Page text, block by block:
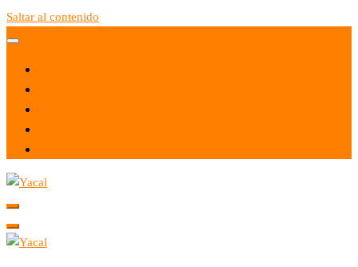
Saltar al contenido